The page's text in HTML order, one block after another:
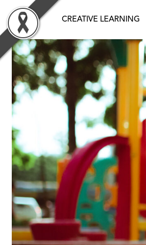
content
CREATIVE LEARNING